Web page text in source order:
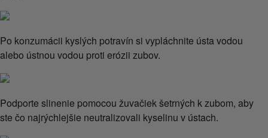
Po konzumácii kyslých potravín si vypláchnite ústa vodou
alebo ústnou vodou proti erózii zubov.
Podporte slinenie pomocou žuvačiek šetrných k zubom, aby
ste čo najrýchlejšie neutralizovali kyselinu v ústach.